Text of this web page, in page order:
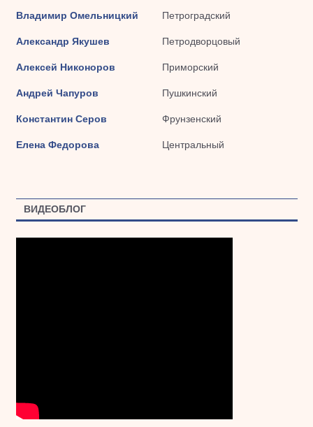
Владимир Омельницкий Петроградский
Александр Якушев Петродворцовый
Алексей Никоноров Приморский
Андрей Чапуров Пушкинский
Константин Серов Фрунзенский
Елена Федорова Центральный
ВИДЕОБЛОГ